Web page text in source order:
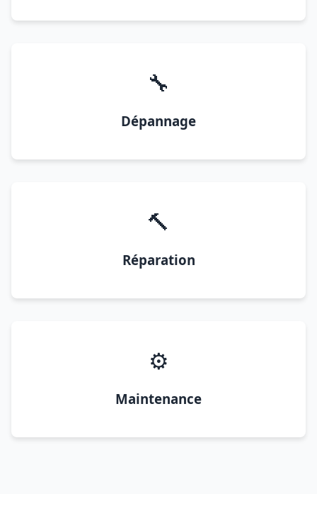
🔧
Dépannage
🔨
Réparation
⚙️
Maintenance